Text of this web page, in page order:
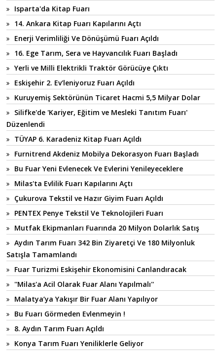
Isparta'da Kitap Fuarı
14. Ankara Kitap Fuarı Kapılarını Açtı
Enerji Verimliliği Ve Dönüşümü Fuarı Açıldı
16. Ege Tarım, Sera ve Hayvancılık Fuarı Başladı
Yerli ve Milli Elektrikli Traktör Görücüye Çıktı
Eskişehir 2. Ev'leniyoruz Fuarı Açıldı
Kuruyemiş Sektörünün Ticaret Hacmi 5,5 Milyar Dolar
Silifke'de 'Kariyer, Eğitim ve Mesleki Tanıtım Fuarı'
Düzenlendi
TÜYAP 6. Karadeniz Kitap Fuarı Açıldı
Furnitrend Akdeniz Mobilya Dekorasyon Fuarı Başladı
Bu Fuar Yeni Evlenecek Ve Evlerini Yenileyeceklere
Milas'ta Evlilik Fuarı Kapılarını Açtı
Çukurova Tekstil ve Hazır Giyim Fuarı Açıldı
PENTEX Penye Tekstil Ve Teknolojileri Fuarı
Mutfak Ekipmanları Fuarında 20 Milyon Dolarlık Satış
Aydın Tarım Fuarı 342 Bin Ziyaretçi Ve 180 Milyonluk
Satışla Tamamlandı
Fuar Turizmi Eskişehir Ekonomisini Canlandıracak
''Milas'a Acil Olarak Fuar Alanı Yapılmalı''
Malatya’ya Yakışır Bir Fuar Alanı Yapılıyor
Bu Fuarı Görmeden Evlenmeyin !
8. Aydın Tarım Fuarı Açıldı
Konya Tarım Fuarı Yeniliklerle Geliyor